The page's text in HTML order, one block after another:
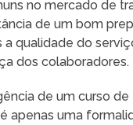
no mercado de
de um bom
a qualidade do
dos colaboradores.
de um curso
apenas uma